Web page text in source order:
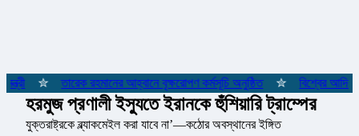
তারেক রহমানের আহ্বানে বৃক্ষরোপণ কর্মসূচি অনুষ্ঠিত বিশ্বের
হরমুজ প্রণালী ইস্যুতে ইরানকে হুঁশিয়ারি ট্রাম্পের
যুক্তরাষ্ট্রকে ব্ল্যাকমেইল করা যাবে না’—কঠোর অবস্থানের ইঙ্গিত